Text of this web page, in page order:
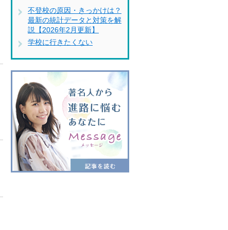
不登校の原因・きっかけは？
最新の統計データと対策を解
説【2026年2月更新】
学校に行きたくない